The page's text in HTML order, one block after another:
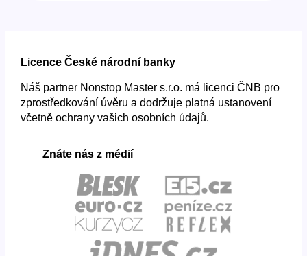
Licence České národní banky
Náš partner Nonstop Master s.r.o. má licenci ČNB pro
zprostředkování úvěru a dodržuje platná ustanovení
včetně ochrany vašich osobních údajů.
Znáte nás z médií